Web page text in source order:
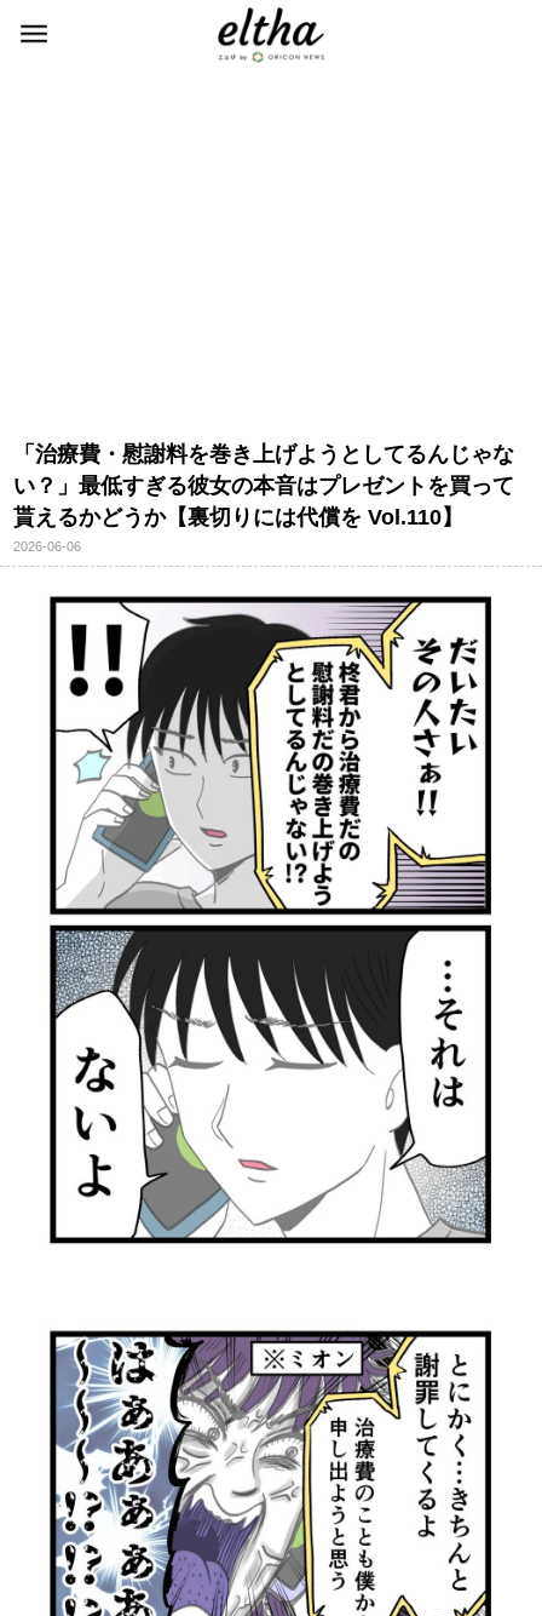
「治療費・慰謝料を巻き上げようとしてるんじゃな
い？」最低すぎる彼女の本音はプレゼントを買って
貰えるかどうか【裏切りには代償を Vol.110】
2026-06-06